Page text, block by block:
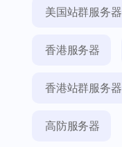
美国站群服务器
香港服务器
香港站群服务器
高防服务器